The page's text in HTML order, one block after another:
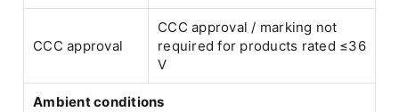
CCC approval
CCC approval / marking not
required for products rated ≤36
V
Ambient conditions